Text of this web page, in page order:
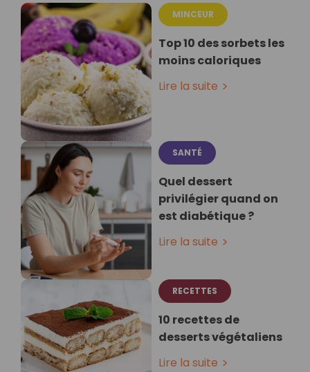
MINCEUR
Top 10 des sorbets les
moins caloriques
Lire la suite
SANTÉ
Quel dessert
privilégier quand on
est diabétique ?
Lire la suite
RECETTES
10 recettes de
desserts végétaliens
Lire la suite